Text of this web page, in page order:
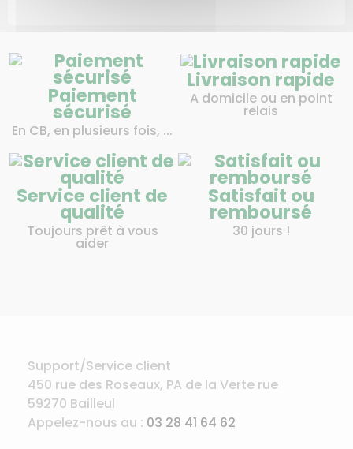
Paiement
sécurisé
En CB, en plusieurs fois, ...
Livraison rapide
A domicile ou en point
relais
Service client de
qualité
Toujours prêt à vous
aider
Satisfait ou
remboursé
30 jours !
Support/Service client
450 rue des Roseaux, PA de la Verte rue
59270 Bailleul
Appelez-nous au : 03 28 41 64 62